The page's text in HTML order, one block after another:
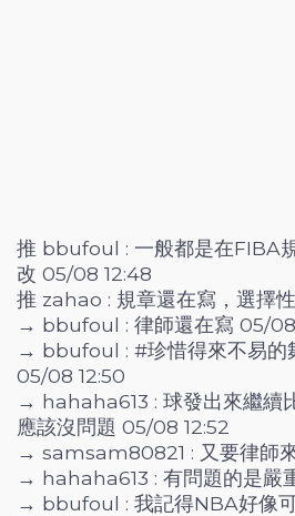
推 bbufoul : 一般都是在FIBA
改 05/08 12:48
推 zahao : 規章還在寫，選擇
→ bbufoul : 律師還在寫 05/08
→ bbufoul : #珍惜得來不易的
05/08 12:50
→ hahaha613 : 球發出來繼續
應該沒問題 05/08 12:52
→ samsam80821 : 又要律師
→ hahaha613 : 有問題的是嚴
→ bbufoul : 我記得NBA好像